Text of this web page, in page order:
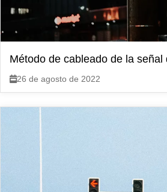
Método de cableado de la señal
26 de agosto de 2022